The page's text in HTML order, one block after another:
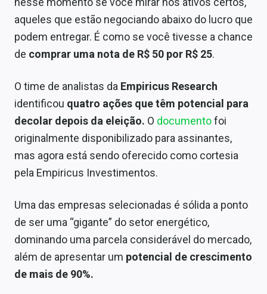
aqueles que estão negociando abaixo do lucro que
podem entregar. É como se você tivesse a chance
de comprar uma nota de R$ 50 por R$ 25.
O time de analistas da Empiricus Research
identificou quatro ações que têm potencial para
decolar depois da eleição. O documentofoi
originalmente disponibilizado para assinantes,
mas agora está sendo oferecido como cortesia
pela Empiricus Investimentos.
Uma das empresas selecionadas é sólida a ponto
de ser uma “gigante” do setor energético,
dominando uma parcela considerável do mercado,
além de apresentar um potencial de crescimento
de mais de 90%.